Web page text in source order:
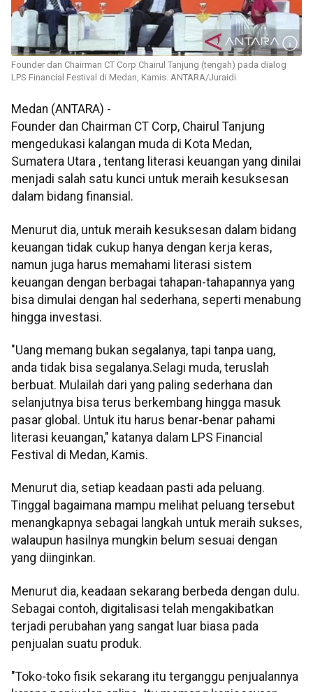
Founder dan Chairman CT Corp Chairul Tanjung (tengah) pada dialog
LPS Financial Festival di Medan, Kamis. ANTARA/Juraidi
Medan (ANTARA) -
Founder dan Chairman CT Corp, Chairul Tanjung
mengedukasi kalangan muda di Kota Medan,
Sumatera Utara , tentang literasi keuangan yang dinilai
menjadi salah satu kunci untuk meraih kesuksesan
dalam bidang finansial.
Menurut dia, untuk meraih kesuksesan dalam bidang
keuangan tidak cukup hanya dengan kerja keras,
namun juga harus memahami literasi sistem
keuangan dengan berbagai tahapan-tahapannya yang
bisa dimulai dengan hal sederhana, seperti menabung
hingga investasi.
"Uang memang bukan segalanya, tapi tanpa uang,
anda tidak bisa segalanya.Selagi muda, teruslah
berbuat. Mulailah dari yang paling sederhana dan
selanjutnya bisa terus berkembang hingga masuk
pasar global. Untuk itu harus benar-benar pahami
literasi keuangan," katanya dalam LPS Financial
Festival di Medan, Kamis.
Menurut dia, setiap keadaan pasti ada peluang.
Tinggal bagaimana mampu melihat peluang tersebut
menangkapnya sebagai langkah untuk meraih sukses,
walaupun hasilnya mungkin belum sesuai dengan
yang diinginkan.
Menurut dia, keadaan sekarang berbeda dengan dulu.
Sebagai contoh, digitalisasi telah mengakibatkan
terjadi perubahan yang sangat luar biasa pada
penjualan suatu produk.
"Toko-toko fisik sekarang itu terganggu penjualannya